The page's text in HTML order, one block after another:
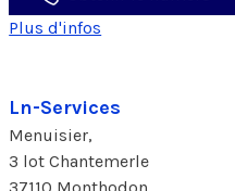
Plus d'infos
Ln-Services
Menuisier,
3 lot Chantemerle